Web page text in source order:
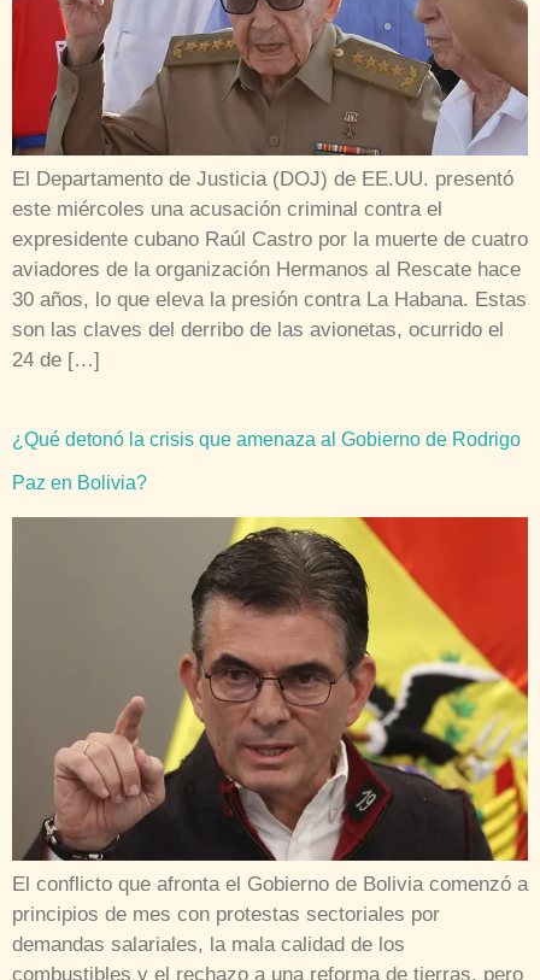
El Departamento de Justicia (DOJ) de EE.UU. presentó
este miércoles una acusación criminal contra el
expresidente cubano Raúl Castro por la muerte de cuatro
aviadores de la organización Hermanos al Rescate hace
30 años, lo que eleva la presión contra La Habana. Estas
son las claves del derribo de las avionetas, ocurrido el
24 de […]
¿Qué detonó la crisis que amenaza al Gobierno de Rodrigo
Paz en Bolivia?
El conflicto que afronta el Gobierno de Bolivia comenzó a
principios de mes con protestas sectoriales por
demandas salariales, la mala calidad de los
combustibles y el rechazo a una reforma de tierras, pero